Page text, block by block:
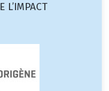
L’IMPACT